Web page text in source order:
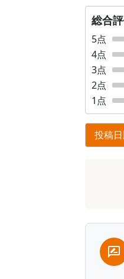
総合
5点
4点
3点
2点
1 点
投稿